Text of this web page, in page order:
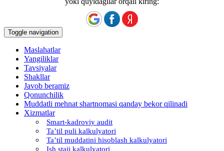
Toggle navigation
Maslahatlar
Yangiliklar
Tavsiyalar
Shakllar
Javob beramiz
Qonunchilik
Muddatli mehnat shartnomasi qanday bekor qilinadi
Xizmatlar
Smart-kadroviy audit
Ta’til puli kalkulyatori
Ta’til muddatini hisoblash kalkulyatori
Ish staji kalkulyatori